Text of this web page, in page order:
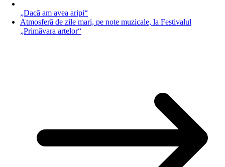
„Dacă am avea aripi“
Atmosferă de zile mari, pe note muzicale, la Festivalul
„Primăvara artelor“